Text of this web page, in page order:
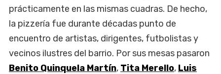
prácticamente en las mismas cuadras. De hecho,
la pizzería fue durante décadas punto de
encuentro de artistas, dirigentes, futbolistas y
vecinos ilustres del barrio. Por sus mesas pasaron
Benito Quinquela Martín, Tita Merello, Luis